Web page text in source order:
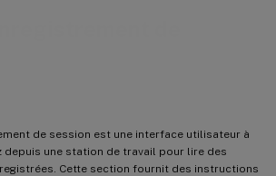
de session est une interface utilisateur à
depuis une station de travail pour lire des
Cette section fournit des instructions